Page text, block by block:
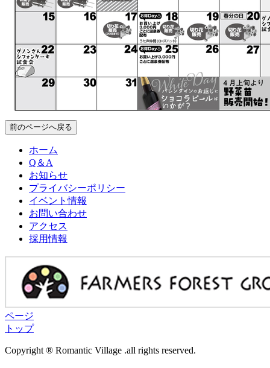
前のページへ戻る
ホーム
Q＆A
お知らせ
プライバシーポリシー
イベント情報
お問い合わせ
アクセス
採用情報
ページ
トップ
Copyright ® Romantic Village .all rights reserved.